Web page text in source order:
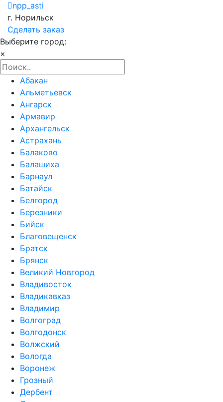
npp_asti
г. Норильск
Сделать заказ
Выберите город:
×
Абакан
Альметьевск
Ангарск
Армавир
Архангельск
Астрахань
Балаково
Балашиха
Барнаул
Батайск
Белгород
Березники
Бийск
Благовещенск
Братск
Брянск
Великий Новгород
Владивосток
Владикавказ
Владимир
Волгоград
Волгодонск
Волжский
Вологда
Воронеж
Грозный
Дербент